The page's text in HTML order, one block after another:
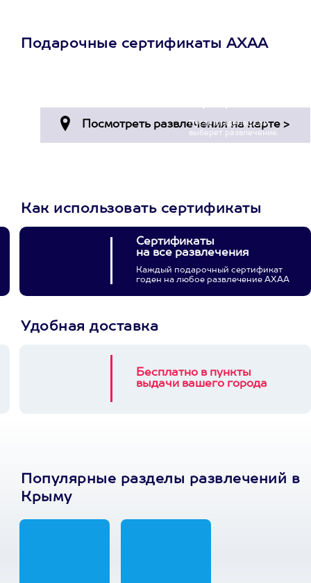
подход, хорошая база
Подарочные сертификаты АХАА
Пусть владелец сам
выберет развлечение.
Как использовать сертификаты
Сертификаты
на все развлечения
Каждый подарочный сертификат
годен на любое развлечение АХАА
Удобная доставка
Бесплатно в пункты
выдачи вашего города
Популярные разделы развлечений в
Крыму